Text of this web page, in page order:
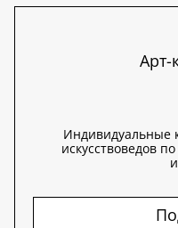
Арт-
Индивидуальные
искусствоведов